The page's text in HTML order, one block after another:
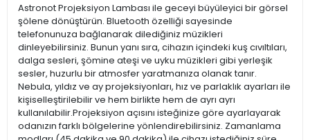
Astronot Projeksiyon Lambası ile geceyi büyüleyici bir görsel
şölene dönüştürün. Bluetooth özelliği sayesinde
telefonunuza bağlanarak dilediğiniz müzikleri
dinleyebilirsiniz. Bunun yanı sıra, cihazın içindeki kuş cıvıltıları,
dalga sesleri, şömine ateşi ve uyku müzikleri gibi yerleşik
sesler, huzurlu bir atmosfer yaratmanıza olanak tanır.
Nebula, yıldız ve ay projeksiyonları, hız ve parlaklık ayarları ile
kişiselleştirilebilir ve hem birlikte hem de ayrı ayrı
kullanılabilir.Projeksiyon açısını isteğinize göre ayarlayarak
odanızın farklı bölgelerine yönlendirebilirsiniz. Zamanlama